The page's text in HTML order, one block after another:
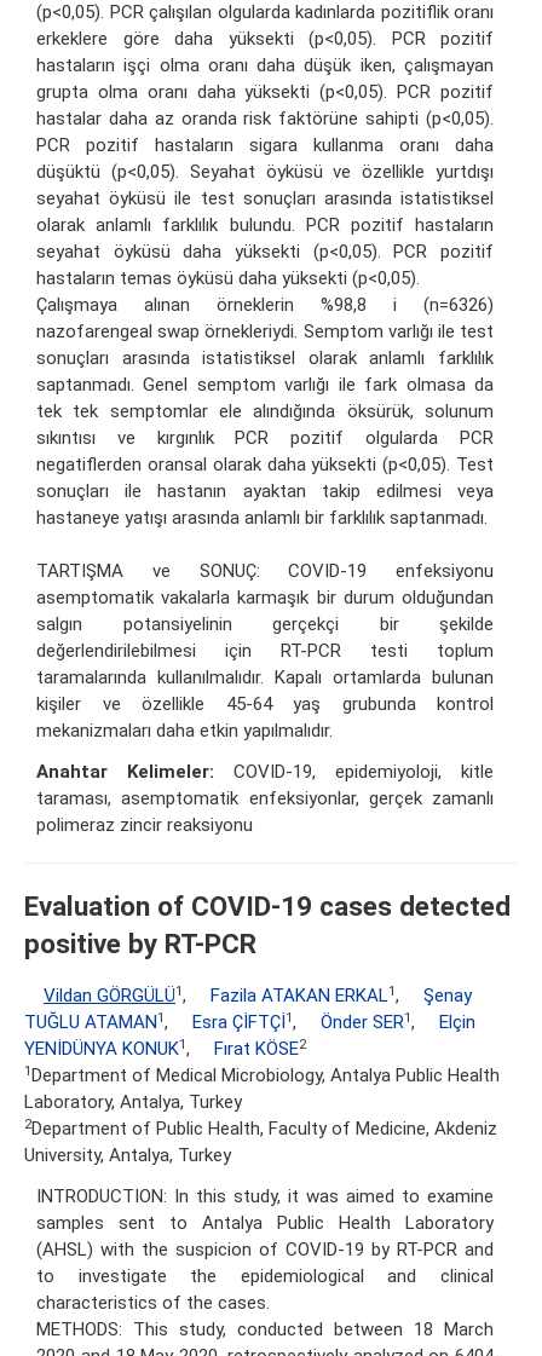
(p<0,05). PCR çalışılan olgularda kadınlarda pozitiflik oranı
erkeklere göre daha yüksekti (p<0,05). PCR pozitif
hastaların işçi olma oranı daha düşük iken, çalışmayan
grupta olma oranı daha yüksekti (p<0,05). PCR pozitif
hastalar daha az oranda risk faktörüne sahipti (p<0,05).
PCR pozitif hastaların sigara kullanma oranı daha
düşüktü (p<0,05). Seyahat öyküsü ve özellikle yurtdışı
seyahat öyküsü ile test sonuçları arasında istatistiksel
olarak anlamlı farklılık bulundu. PCR pozitif hastaların
seyahat öyküsü daha yüksekti (p<0,05). PCR pozitif
hastaların temas öyküsü daha yüksekti (p<0,05).
Çalışmaya alınan örneklerin %98,8 i (n=6326)
nazofarengeal swap örnekleriydi. Semptom varlığı ile test
sonuçları arasında istatistiksel olarak anlamlı farklılık
saptanmadı. Genel semptom varlığı ile fark olmasa da
tek tek semptomlar ele alındığında öksürük, solunum
sıkıntısı ve kırgınlık PCR pozitif olgularda PCR
negatiflerden oransal olarak daha yüksekti (p<0,05). Test
sonuçları ile hastanın ayaktan takip edilmesi veya
hastaneye yatışı arasında anlamlı bir farklılık saptanmadı.
TARTIŞMA ve SONUÇ: COVID-19 enfeksiyonu
asemptomatik vakalarla karmaşık bir durum olduğundan
salgın potansiyelinin gerçekçi bir şekilde
değerlendirilebilmesi için RT-PCR testi toplum
taramalarında kullanılmalıdır. Kapalı ortamlarda bulunan
kişiler ve özellikle 45-64 yaş grubunda kontrol
mekanizmaları daha etkin yapılmalıdır.
Anahtar Kelimeler: COVID-19, epidemiyoloji, kitle
taraması, asemptomatik enfeksiyonlar, gerçek zamanlı
polimeraz zincir reaksiyonu
Evaluation of COVID-19 cases detected
positive by RT-PCR
Vildan GÖRGÜLÜ1, Fazila ATAKAN ERKAL1,
Şenay
TUĞLU ATAMAN1, Esra ÇİFTÇİ 1, Önder SER1,
Elçin
YENİDÜNYA KONUK1, Fırat KÖSE2
1 Department of Medical Microbiology, Antalya Public Health
Laboratory, Antalya, Turkey
2Department of Public Health, Faculty of Medicine, Akdeniz
University, Antalya, Turkey
INTRODUCTION: In this study, it was aimed to examine
samples sent to Antalya Public Health Laboratory
(AHSL) with the suspicion of COVID-19 by RT-PCR and
to investigate the epidemiological and clinical
characteristics of the cases.
METHODS: This study, conducted between 18 March